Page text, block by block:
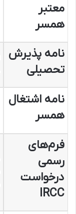
معتبر
همسر
نامه پذیرش
تحصیلی
نامه اشتغال
همسر
فرم‌های
رسمی
درخواست
IRCC